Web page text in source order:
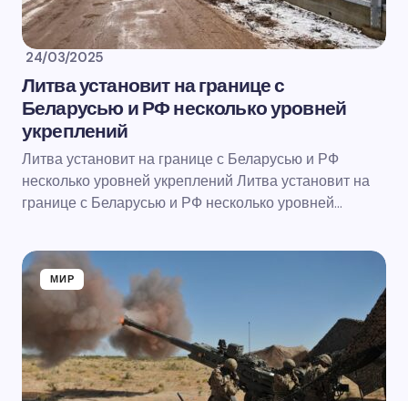
24/03/2025
Литва установит на границе с
Беларусью и РФ несколько уровней
укреплений
Литва установит на границе с Беларусью и РФ
несколько уровней укреплений Литва установит на
границе с Беларусью и РФ несколько уровней…
МИР